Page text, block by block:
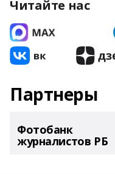
Читайте нас
Партнеры
Фотобанк
журналистов РБ